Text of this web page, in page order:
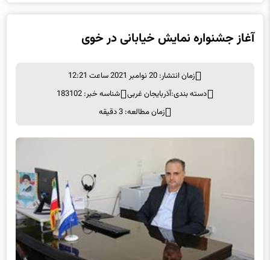
آغاز جشنواره نمایش خیابانی در خوی
زمان انتشار: 20 نوامبر 2021 ساعت 12:21
دسته بندی:آذربایجان غربی
شناسه خبر: 183102
زمان مطالعه: 3 دقیقه